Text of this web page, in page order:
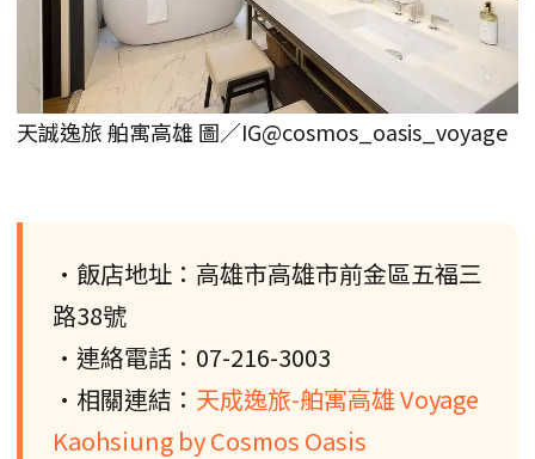
天誠逸旅 舶寓高雄 圖／IG@cosmos_oasis_voyage
•飯店地址：高雄市高雄市前金區五福三
路38號
•連絡電話：07-216-3003
•相關連結： 天成逸旅-舶寓高雄 Voyage
Kaohsiung by Cosmos Oasis